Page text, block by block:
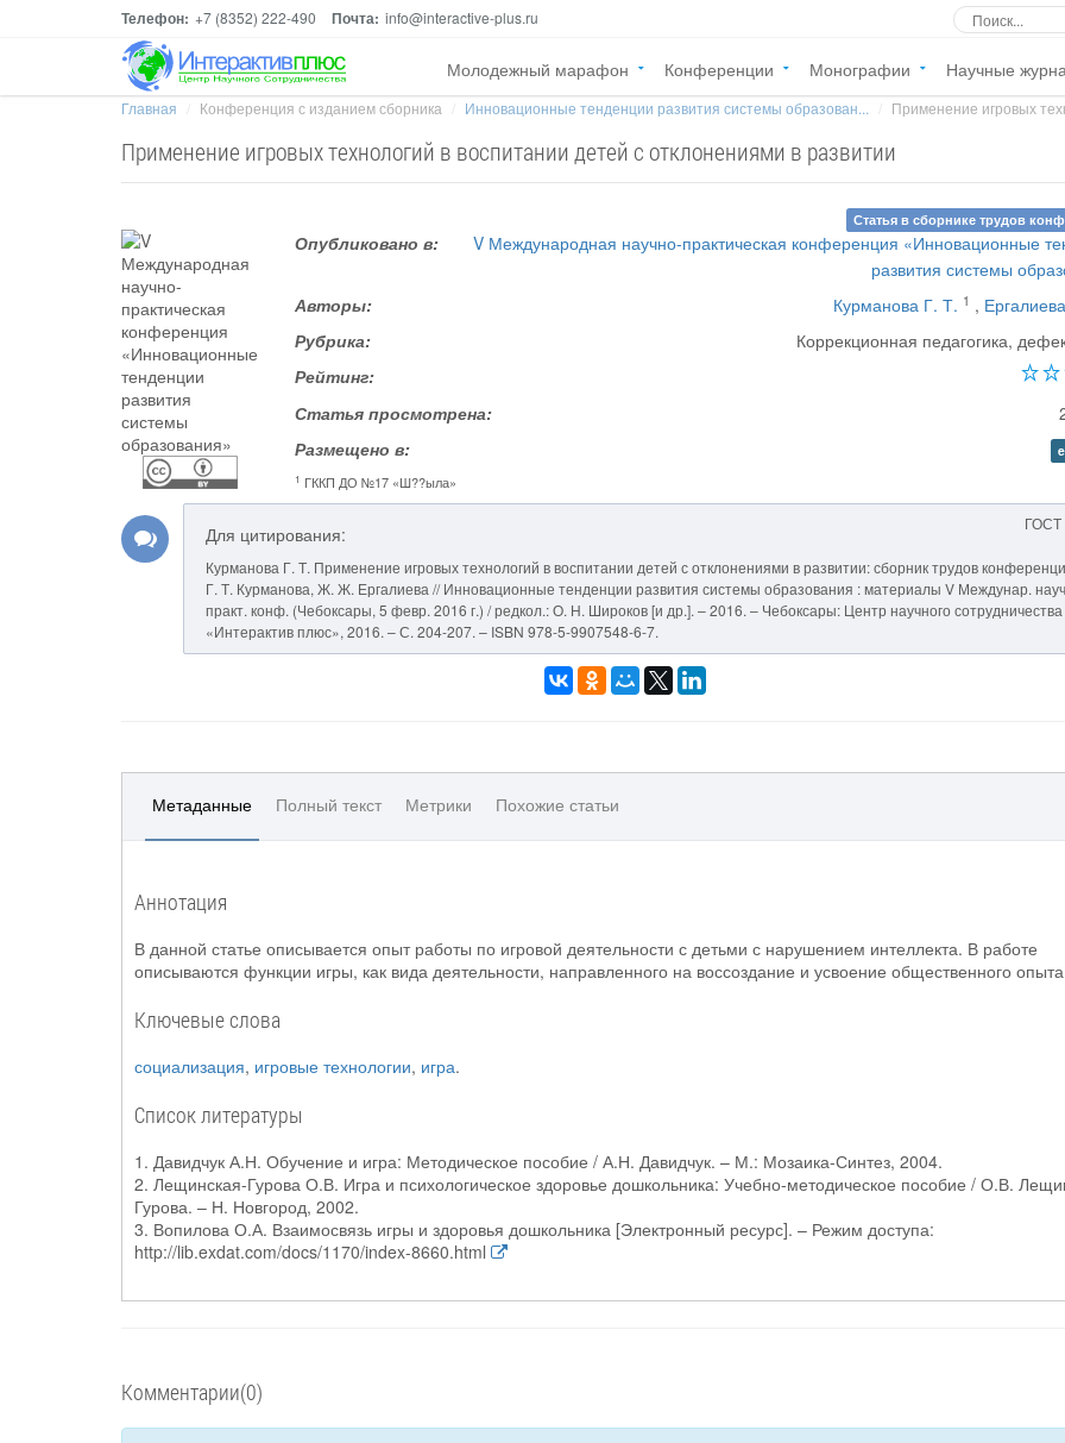
Телефон: +7 (8352) 222-490 Почта: info@interactive-plus.ru
Молодежный марафон Конференции Монографии Научные
Главная Конференция с изданием сборника Инновационные тенденции развития системы образован... Применение игровых
Применение игровых технологий в воспитании детей с отклонениями в развитии
Статья в сборнике трудов
Опубликовано в:
V Международная научно-практическая конференция «Инновационные
развития системы
Авторы:
Курманова Г. Т. 1 ,
Рубрика:
Коррекционная педагогика,
Рейтинг:
Статья просмотрена:
Размещено в:
1 ГККП ДО №17 «Ш??ыла»
ГОСТ
Для цитирования:
Курманова Г. Т. Применение игровых технологий в воспитании детей с отклонениями в развитии: сборник трудов
Г. Т. Курманова, Ж. Ж. Ергалиева // Инновационные тенденции развития системы образования : материалы V Междунар.
практ. конф. (Чебоксары, 5 февр. 2016 г.) / редкол.: О. Н. Широков [и др.]. – 2016. – Чебоксары: Центр научного сотрудничества
«Интерактив плюс», 2016. – С. 204-207. – ISBN 978-5-9907548-6-7.
Метаданные Полный текст Метрики Похожие статьи
Аннотация
В данной статье описывается опыт работы по игровой деятельности с детьми с нарушением интеллекта. В работе
описываются функции игры, как вида деятельности, направленного на воссоздание и усвоение общественного
Ключевые слова
социализация, игровые технологии, игра.
Список литературы
1. Давидчук А.Н. Обучение и игра: Методическое пособие / А.Н. Давидчук. – М.: Мозаика-Синтез, 2004.
2. Лещинская-Гурова О.В. Игра и психологическое здоровье дошкольника: Учебно-методическое пособие / О.В.
Гурова. – Н. Новгород, 2002.
3. Вопилова О.А. Взаимосвязь игры и здоровья дошкольника [Электронный ресурс]. – Режим доступа:
http://lib.exdat.com/docs/1170/index-8660.html
Комментарии(0)